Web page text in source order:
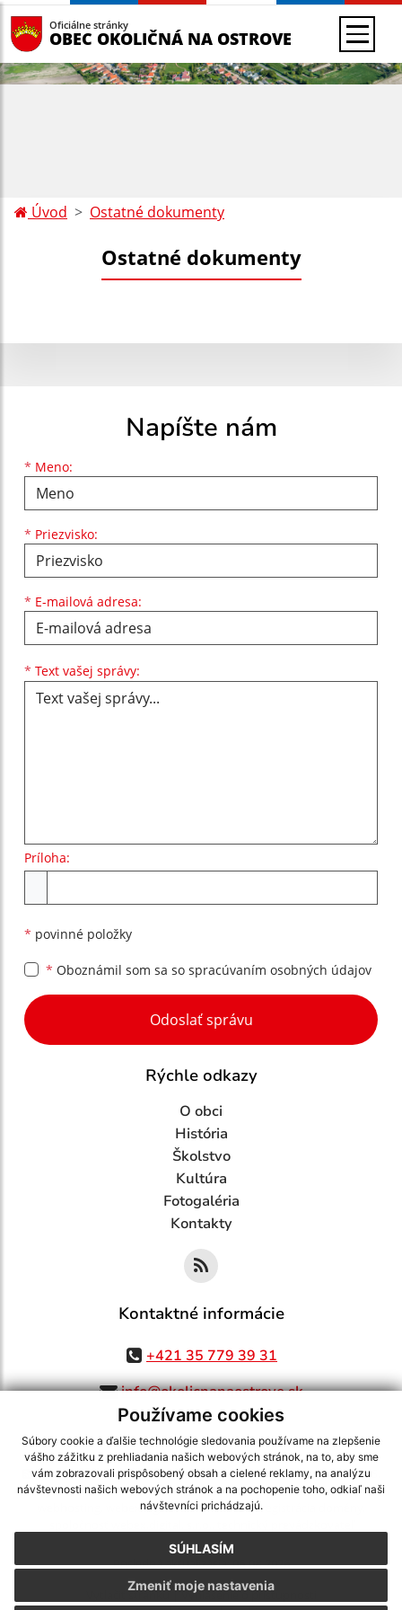
Používame cookies
Súbory cookie a ďalšie technológie sledovania používame na zlepšenie
vášho zážitku z prehliadania našich webových stránok, na to, aby sme
vám zobrazovali prispôsobený obsah a cielené reklamy, na analýzu
návštevnosti našich webových stránok a na pochopenie toho, odkiaľ naši
návštevníci prichádzajú.
SÚHLASÍM
Zmeniť moje nastavenia
Oficiálne stránky
OBEC OKOLIČNÁ NA OSTROVE
Úvod Ostatné dokumenty
Ostatné dokumenty
Napíšte nám
* Meno:
Meno
* Priezvisko:
Priezvisko
* E-mailová adresa:
E-mailová adresa
* Text vašej správy:
Príloha:
* povinné položky
* Oboznámil som sa so spracúvaním osobných údajov
Google reCaptcha Response
Odoslať správu
Rýchle odkazy
O obci
História
Školstvo
Kultúra
Fotogaléria
Kontakty
Kontaktné informácie
+421 35 779 39 31
info@okolicnanaostrove.sk
využite možnosť získavania aktuálnych informácií s využitím RSS
CMS systém (redakčný) systém ECHELON 2,Mapa stránok,web portál
webex.digital, s.r.o.,domény,registrácia domény
Posledná aktualizácia:06.08.2026
Vytlačiť stránku|Vyhlásenie o prístupnosti